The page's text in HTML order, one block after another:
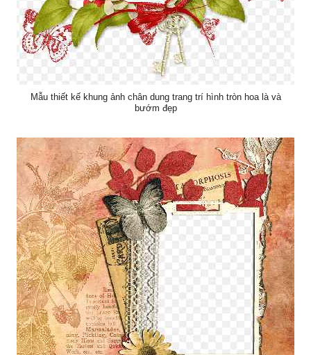
Mẫu thiết kế khung ảnh chân dung trang trí hình tròn hoa là và
bướm đẹp